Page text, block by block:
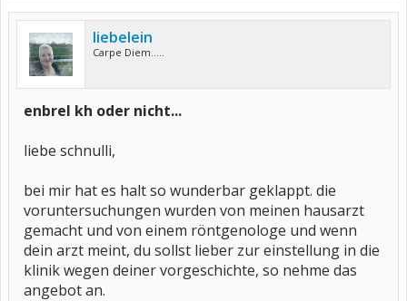
liebelein
Carpe Diem.....
enbrel kh oder nicht...
liebe schnulli,
bei mir hat es halt so wunderbar geklappt. die
voruntersuchungen wurden von meinen hausarzt
gemacht und von einem röntgenologe und wenn
dein arzt meint, du sollst lieber zur einstellung in die
klinik wegen deiner vorgeschichte, so nehme das
angebot an.